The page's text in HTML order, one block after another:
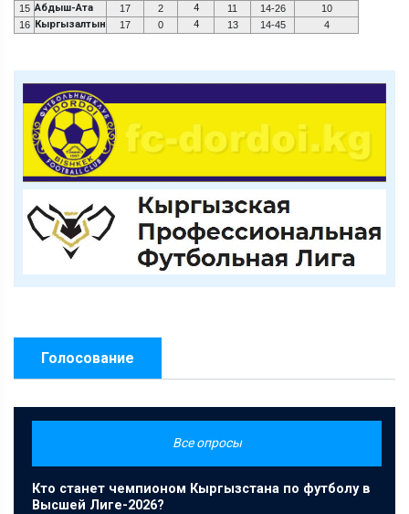
15 Абдыш-Ата 17 2 4 11 14-26
10
16
Кыргызалтын 17 0 4 13 14-45 4
Голосование
Все опросы
Кто станет чемпионом Кыргызстана по футболу в
Высшей Лиге-2026?